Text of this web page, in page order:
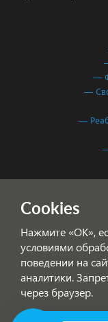
—
—
—
Согласие
Cookies
Нажмите «ОК»,
условиями
поведении на
аналитики.
через браузер.